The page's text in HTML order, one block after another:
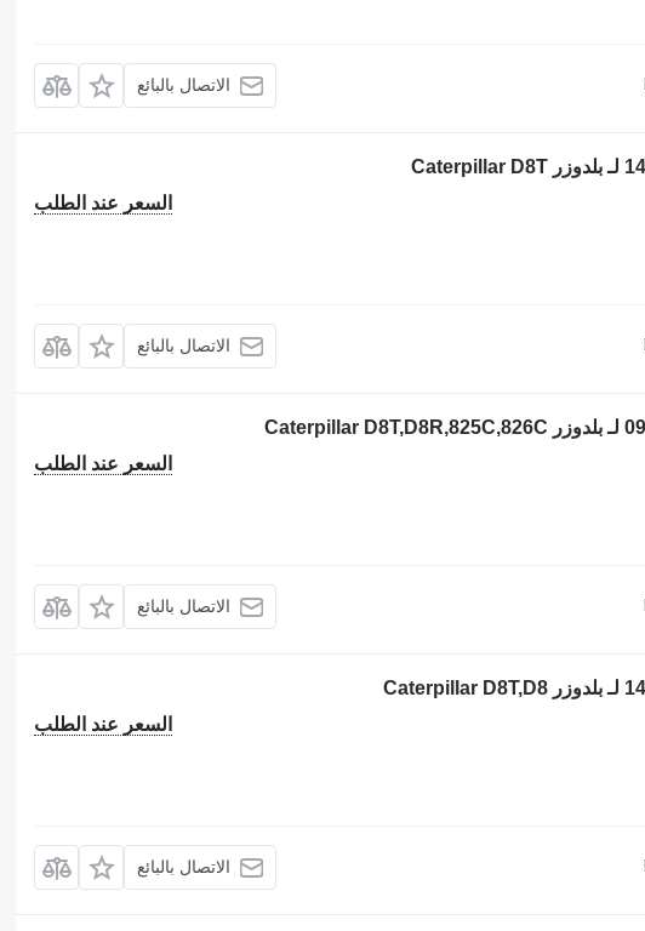
الاتصال بالبائع
السعر عند الطلب
الاتصال بالبائع
السعر عند الطلب
الاتصال بالبائع
السعر عند الطلب
الاتصال بالبائع